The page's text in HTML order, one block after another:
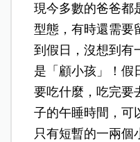
現今多數的爸爸都
型態，有時還需要
到假日，沒想到有
是「顧小孩」！假
要吃什麼，吃完要
子的午睡時間，可
只有短暫的一兩個